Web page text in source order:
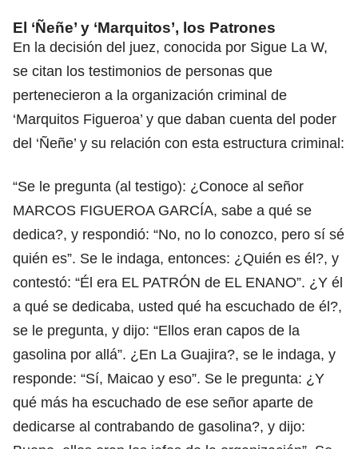
El ‘Ñeñe’ y ‘Marquitos’, los Patrones
En la decisión del juez, conocida por Sigue La W,
se citan los testimonios de personas que
pertenecieron a la organización criminal de
‘Marquitos Figueroa’ y que daban cuenta del poder
del ‘Ñeñe’ y su relación con esta estructura criminal:
“Se le pregunta (al testigo): ¿Conoce al señor
MARCOS FIGUEROA GARCÍA, sabe a qué se
dedica?, y respondió: “No, no lo conozco, pero sí sé
quién es”. Se le indaga, entonces: ¿Quién es él?, y
contestó: “Él era EL PATRÓN de EL ENANO”. ¿Y él
a qué se dedicaba, usted qué ha escuchado de él?,
se le pregunta, y dijo: “Ellos eran capos de la
gasolina por allá”. ¿En La Guajira?, se le indaga, y
responde: “Sí, Maicao y eso”. Se le pregunta: ¿Y
qué más ha escuchado de ese señor aparte de
dedicarse al contrabando de gasolina?, y dijo: